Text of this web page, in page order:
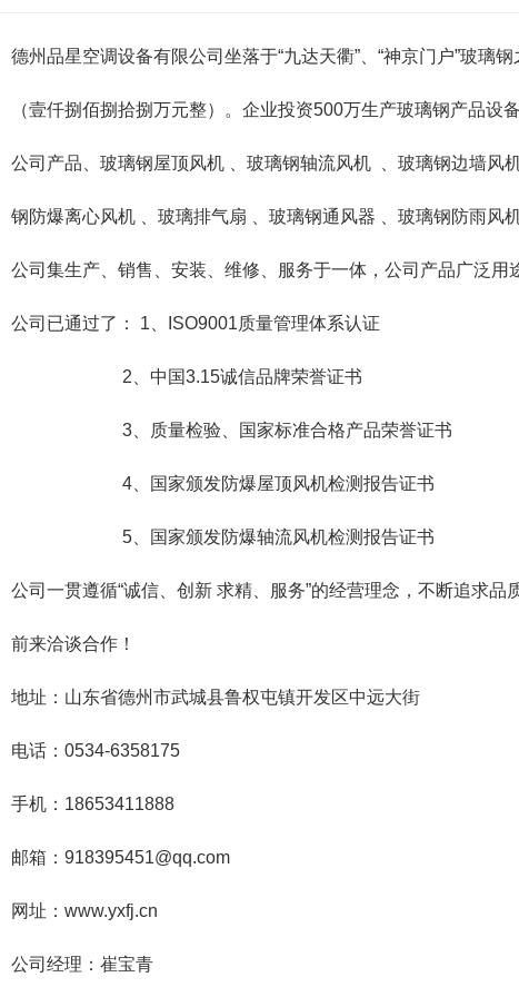
德州品星空调设备有限公司坐落于“九达天衢”、“神京门户”玻
（壹仟捌佰捌拾捌万元整）。企业投资500万生产玻璃钢产品设备
公司产品、玻璃钢屋顶风机 、玻璃钢轴流风机 、玻璃钢边墙
钢防爆离心风机 、玻璃排气扇 、玻璃钢通风器 、玻璃钢防雨风
公司集生产、销售、安装、维修、服务于一体，公司产品广泛
公司已通过了： 1、ISO9001质量管理体系认证
2、中国3.15诚信品牌荣誉证书
3、质量检验、国家标准合格产品荣誉证书
4、国家颁发防爆屋顶风机检测报告证书
5、国家颁发防爆轴流风机检测报告证书
公司一贯遵循“诚信、创新 求精、服务”的经营理念，不断追求
前来洽谈合作！
地址：山东省德州市武城县鲁权屯镇开发区中远大街
电话：0534-6358175
手机：18653411888
邮箱：918395451@qq.com
网址：www.yxfj.cn
公司经理：崔宝青